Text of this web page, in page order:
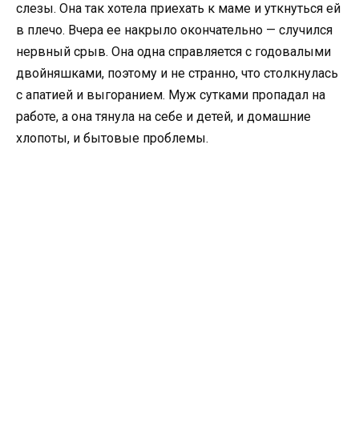
слезы. Она так хотела приехать к маме и уткнуться ей
в плечо. Вчера ее накрыло окончательно — случился
нервный срыв. Она одна справляется с годовалыми
двойняшками, поэтому и не странно, что столкнулась
с апатией и выгоранием. Муж сутками пропадал на
работе, а она тянула на себе и детей, и домашние
хлопоты, и бытовые проблемы.